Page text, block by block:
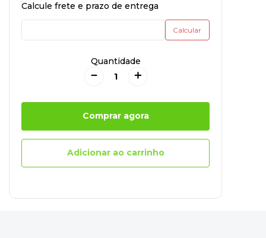
Quantidade
＋
－
Comprar agora
Adicionar ao carrinho